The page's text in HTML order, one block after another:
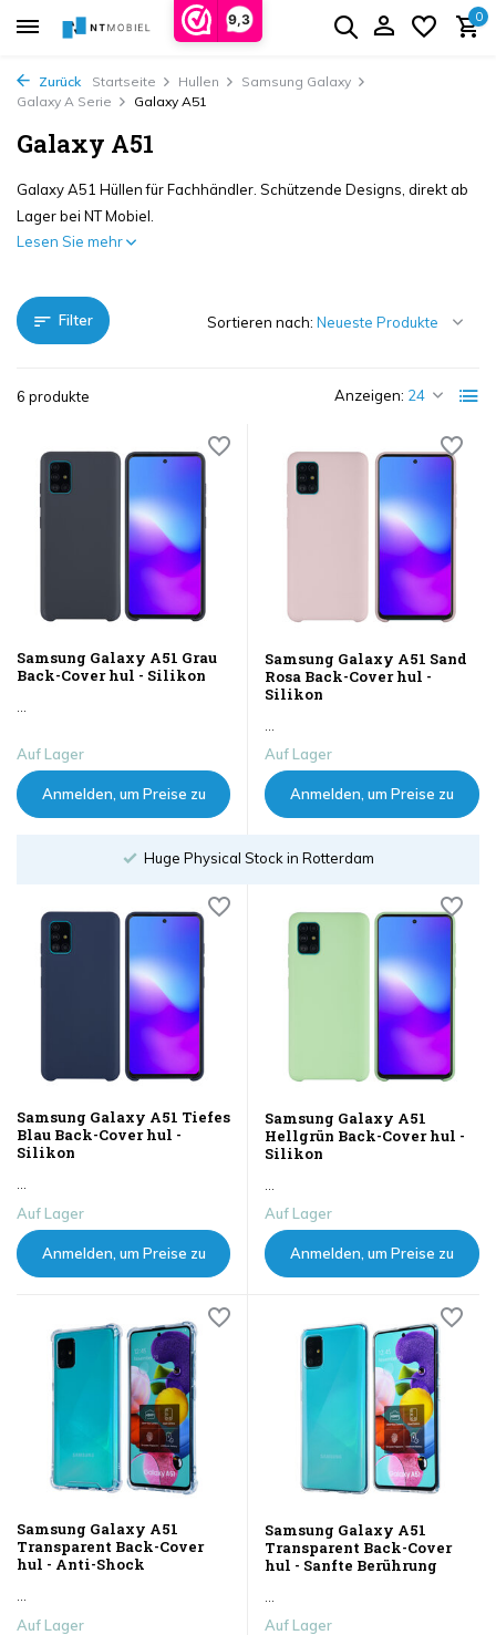
9,3 0
Zurück Startseite Hullen
Samsung Galaxy
Galaxy A Serie
Galaxy A51
Galaxy A51
Galaxy A51 Hüllen für Fachhändler. Schützende Designs, direkt ab
Lager bei NT Mobiel.
Lesen Sie mehr
Filter
6 produkte Anzeigen:
Sortieren nach:
Samsung Galaxy A51 Grau
Back-Cover hul - Silikon
Auf Lager
Anmelden, um Preise zu
Samsung Galaxy A51 Sand
Rosa Back-Cover hul -
Silikon
Auf Lager
Anmelden, um Preise zu
Huge Physical Stock in Rotterdam
Samsung Galaxy A51 Tiefes
Blau Back-Cover hul -
Silikon
...
Auf Lager
Anmelden, um Preise zu
Samsung Galaxy A51
Hellgrün Back-Cover hul -
Silikon
...
Auf Lager
Anmelden, um Preise zu
Samsung Galaxy A51
Transparent Back-Cover
hul - Anti-Shock
Auf Lager
Samsung Galaxy A51
Transparent Back-Cover
hul - Sanfte Berührung
Auf Lager